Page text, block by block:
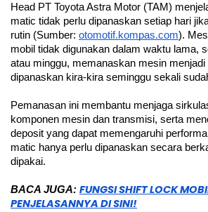
Head PT Toyota Astra Motor (TAM)
matic tidak perlu dipanaskan setiap hari
rutin (Sumber: otomotif.kompas.com).
mobil tidak digunakan dalam waktu lama,
atau minggu, memanaskan mesin
dipanaskan kira-kira seminggu sekali
Pemanasan ini membantu menjaga
komponen mesin dan transmisi, serta
deposit yang dapat memengaruhi
matic hanya perlu dipanaskan secara
dipakai.
BACA JUGA: FUNGSI SHIFT LOCK
PENJELASANNYA DI SINI!